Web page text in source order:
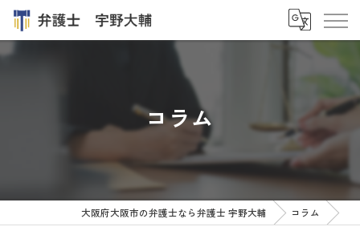
コラム
大阪府大阪市の弁護士なら弁護士 宇野大輔 コラム